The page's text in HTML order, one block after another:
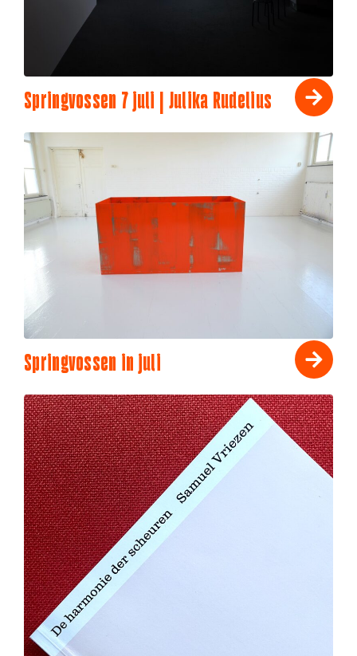
Springvossen 7 juli | Julika Rudelius
Springvossen in juli